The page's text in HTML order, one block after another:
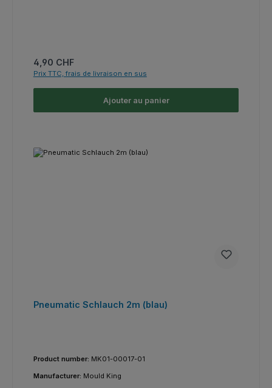
Prix régulier :
4,90 CHF
Prix TTC, frais de livraison en sus
Ajouter au panier
Pneumatic Schlauch 2m (blau)
Product number: MK01-00017-01
Manufacturer: Mould King